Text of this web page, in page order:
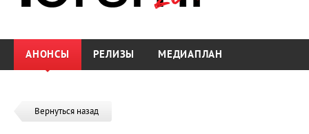
АНОНСЫ РЕЛИЗЫ МЕДИАПЛАН
Вернуться назад